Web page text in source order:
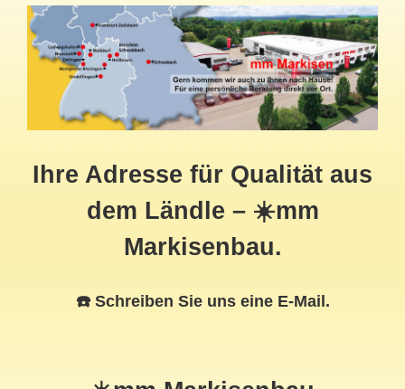
Ihre Adresse für Qualität aus
dem Ländle – ☀️mm
Markisenbau.
☎️ Schreiben Sie uns eine E-Mail.